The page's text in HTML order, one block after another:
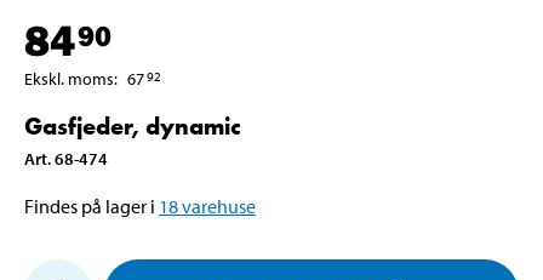
8490
Ekskl. moms: 6792
Gasfjeder, dynamic
Art.68-474
Findes på lager i 18varehuse